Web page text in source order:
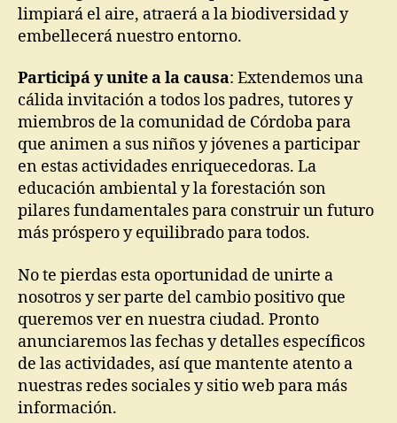
limpiará el aire, atraerá a la biodiversidad y
embellecerá nuestro entorno.
Participá y unite a la causa: Extendemos una
cálida invitación a todos los padres, tutores y
miembros de la comunidad de Córdoba para
que animen a sus niños y jóvenes a participar
en estas actividades enriquecedoras. La
educación ambiental y la forestación son
pilares fundamentales para construir un futuro
más próspero y equilibrado para todos.
No te pierdas esta oportunidad de unirte a
nosotros y ser parte del cambio positivo que
queremos ver en nuestra ciudad. Pronto
anunciaremos las fechas y detalles específicos
de las actividades, así que mantente atento a
nuestras redes sociales y sitio web para más
información.